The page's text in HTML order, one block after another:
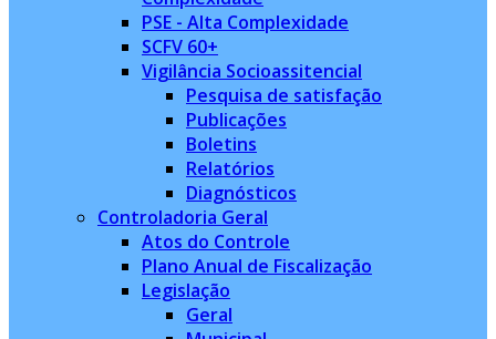
PSE - Alta Complexidade
SCFV 60+
Vigilância Socioassitencial
Pesquisa de satisfação
Publicações
Boletins
Relatórios
Diagnósticos
Controladoria Geral
Atos do Controle
Plano Anual de Fiscalização
Legislação
Geral